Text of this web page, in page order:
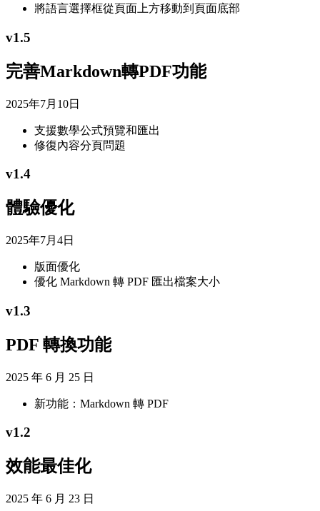
將語言選擇框從頁面上方移動到頁面底部
v1.5
完善Markdown轉PDF功能
2025年7月10日
支援數學公式預覽和匯出
修復內容分頁問題
v1.4
體驗優化
2025年7月4日
版面優化
優化 Markdown 轉 PDF 匯出檔案大小
v1.3
PDF 轉換功能
2025 年 6 月 25 日
新功能：Markdown 轉 PDF
v1.2
效能最佳化
2025 年 6 月 23 日